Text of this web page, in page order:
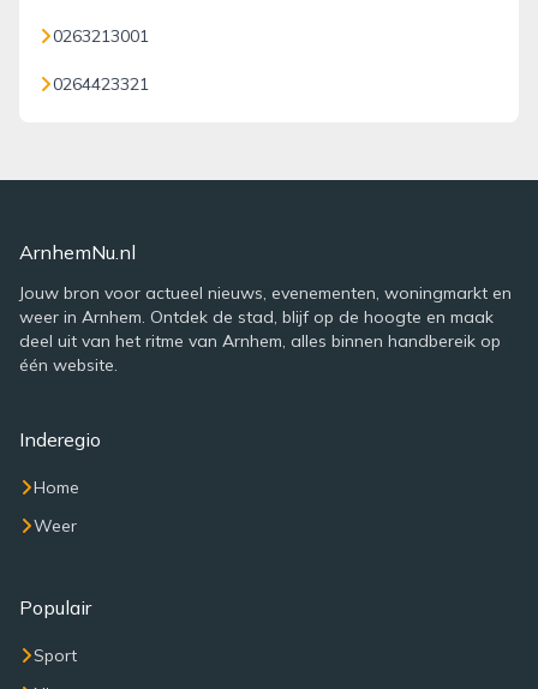
0263213001
0264423321
ArnhemNu.nl
Jouw bron voor actueel nieuws, evenementen, woningmarkt en
weer in Arnhem. Ontdek de stad, blijf op de hoogte en maak
deel uit van het ritme van Arnhem, alles binnen handbereik op
één website.
Inderegio
Home
Weer
Populair
Sport